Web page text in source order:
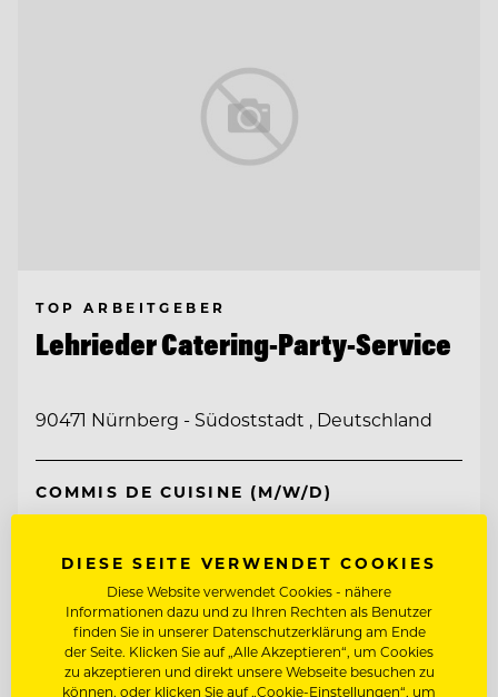
TOP ARBEITGEBER
Lehrieder Catering-Party-Service
90471 Nürnberg - Südoststadt , Deutschland
COMMIS DE CUISINE (M/W/D)
Entdecke alle Jobs
DIESE SEITE VERWENDET COOKIES
Diese Website verwendet Cookies - nähere
Informationen dazu und zu Ihren Rechten als Benutzer
finden Sie in unserer Datenschutzerklärung am Ende
der Seite. Klicken Sie auf „Alle Akzeptieren“, um Cookies
zu akzeptieren und direkt unsere Webseite besuchen zu
können, oder klicken Sie auf „Cookie-Einstellungen“, um